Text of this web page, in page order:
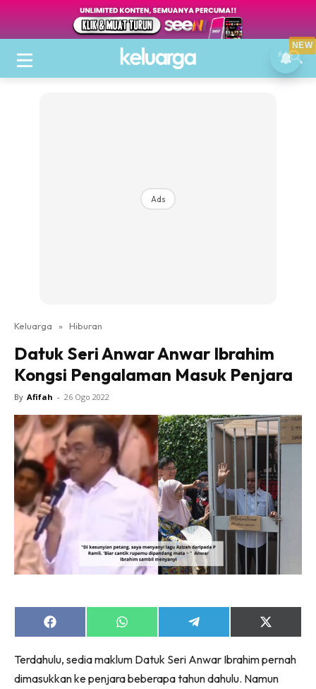
Ads
Keluarga » Hiburan
Datuk Seri Anwar Anwar Ibrahim
Kongsi Pengalaman Masuk Penjara
By Afifah - 26 Ogo 2022
Share
on
Share
on
Share
on
Share
on
(Twitter)
Terdahulu, sedia maklum Datuk Seri Anwar Ibrahim pernah
dimasukkan ke penjara beberapa tahun dahulu. Namun
NEW